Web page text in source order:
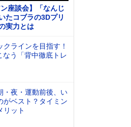
座談会】「なんじ
たコブラの3Dプリ
実力とは
クラインを目指す！
なう「背中徹底トレ
・夜・運動前後、い
がベスト？タイミン
リット